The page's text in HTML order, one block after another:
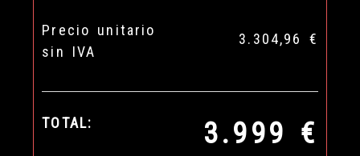
Precio unitario
sin IVA
3.304,96 €
TOTAL: 3.999 €